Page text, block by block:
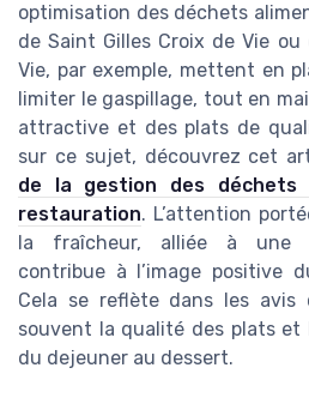
optimisation des déchets
de Saint Gilles Croix de Vie
Vie, par exemple, mettent en
limiter le gaspillage, tout en
attractive et des plats de
sur ce sujet, découvrez cet
de la gestion des déchets
restauration. L’attention
la fraîcheur, alliée à une
contribue à l’image positive
Cela se reflète dans les avis
souvent la qualité des plats et
du dejeuner au dessert.